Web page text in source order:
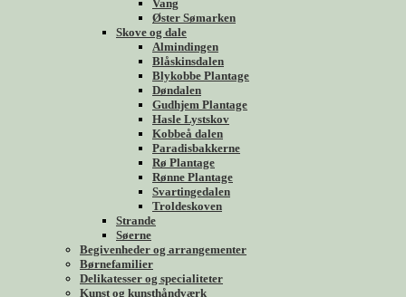
Vang
Øster Sømarken
Skove og dale
Almindingen
Blåskinsdalen
Blykobbe Plantage
Døndalen
Gudhjem Plantage
Hasle Lystskov
Kobbeå dalen
Paradisbakkerne
Rø Plantage
Rønne Plantage
Svartingedalen
Troldeskoven
Strande
Søerne
Begivenheder og arrangementer
Børnefamilier
Delikatesser og specialiteter
Kunst og kunsthåndværk